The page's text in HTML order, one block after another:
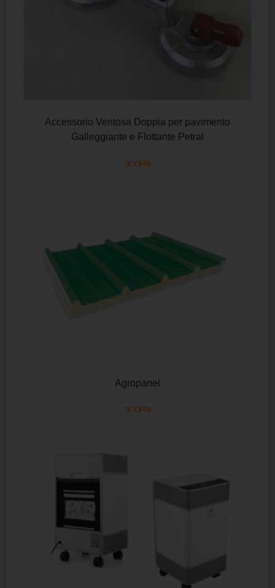
Accessorio Ventosa Doppia per pavimento
Galleggiante e Flottante Petral
SCOPRI
Agropanel
SCOPRI